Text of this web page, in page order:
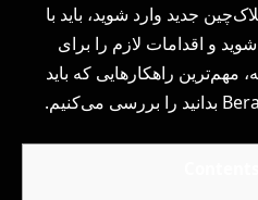
جدید وارد شوید، باید با
و اقدامات لازم را برای
مهم‌ترین راهکارهایی که باید